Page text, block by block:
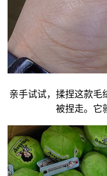
亲手试试，揉捏这款毛
被捏走。它